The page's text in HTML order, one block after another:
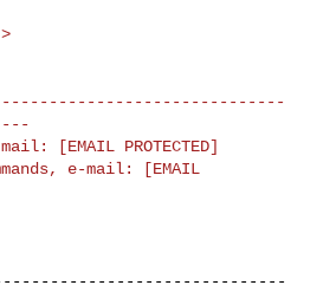
[EMAIL PROTECTED]
e-mail: [EMAIL